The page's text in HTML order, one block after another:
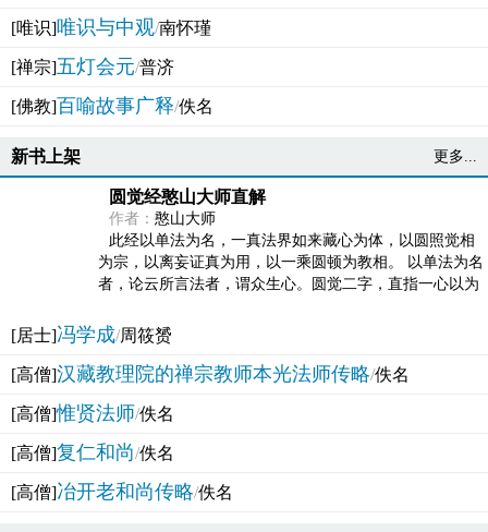
[唯识]唯识与中观/南怀瑾
[禅宗]五灯会元/普济
[佛教]百喻故事广释/佚名
新书上架 更多...
圆觉经憨山大师直解
作者： 憨山大师
此经以单法为名，一真法界如来藏心为体，以圆照觉相
为宗，以离妄证真为用，以一乘圆顿为教相。 以单法为名
者，论云所言法者，谓众生心。圆觉二字，直指一心以为
[居士]冯学成/周筱赟
[高僧]汉藏教理院的禅宗教师本光法师传略/佚名
[高僧]惟贤法师/佚名
[高僧]复仁和尚/佚名
[高僧]冶开老和尚传略/佚名